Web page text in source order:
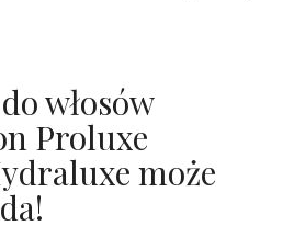
włosów
Proluxe
może